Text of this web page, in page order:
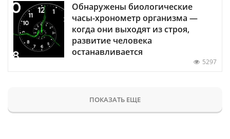
Обнаружены биологические
часы-хронометр организма —
когда они выходят из строя,
развитие человека
останавливается
5297
ПОКАЗАТЬ ЕЩЕ